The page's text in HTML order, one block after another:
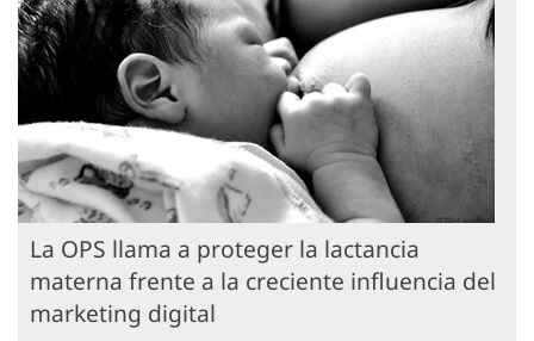
La OPS llama a proteger la lactancia
materna frente a la creciente influencia del
marketing digital